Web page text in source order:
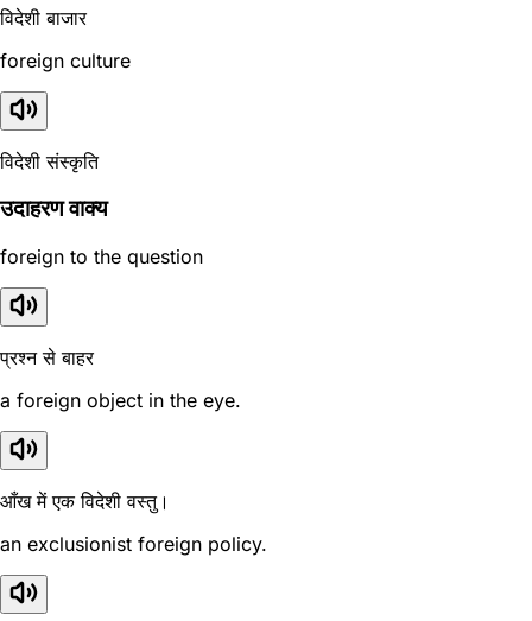
विदेशी बाजार
foreign culture
विदेशी संस्कृति
उदाहरण वाक्य
foreign to the question
प्रश्न से बाहर
a foreign object in the eye.
आँख में एक विदेशी वस्तु।
an exclusionist foreign policy.